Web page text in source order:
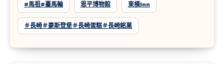
#馬祖#臺馬輪 恩平博物館 東橫inn
＃長崎＃豪斯登堡＃長崎蛋糕＃長崎銘菓